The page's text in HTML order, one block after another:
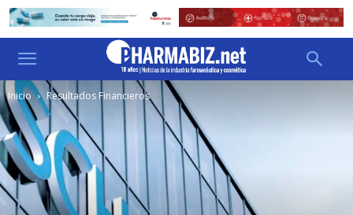
Inicio Resultados Financieros